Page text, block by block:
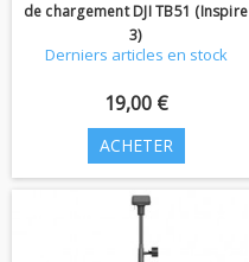
de chargement DJI TB51 (Inspire
3)
Derniers articles en stock
19,00 €
ACHETER